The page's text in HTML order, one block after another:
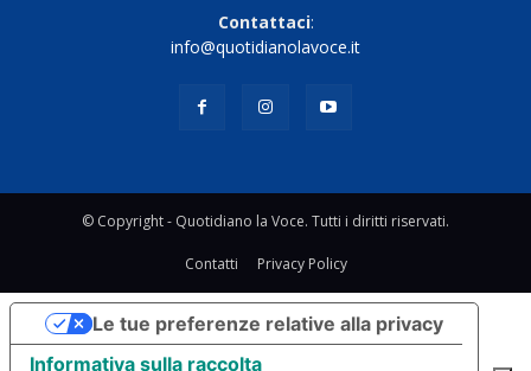
Contattaci:
info@quotidianolavoce.it
© Copyright - Quotidiano la Voce. Tutti i diritti riservati.
Contatti Privacy Policy
Informativa sulla raccolta
Le tue preferenze relative alla privacy